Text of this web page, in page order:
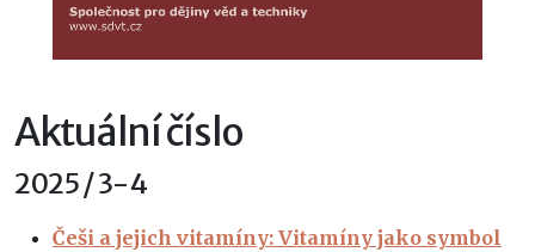
Aktuální číslo
2025 / 3-4
Češi a jejich vitamíny: Vitamíny jako symbol